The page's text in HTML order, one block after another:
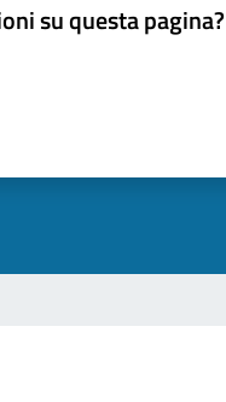
su questa pagina?